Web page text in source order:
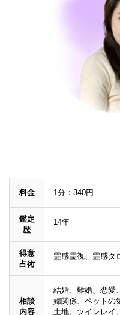
料金 1分：340円
鑑定
歴
14年
得意
占術
霊感霊視、霊感タ
相談
内容
結婚、離婚、恋愛
婦関係、ペットの
土地、ツインレイ